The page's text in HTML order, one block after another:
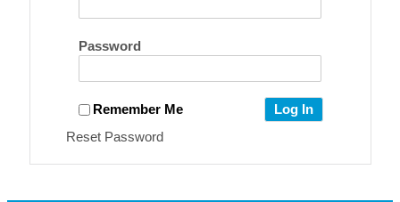
Password
Remember Me
Reset Password